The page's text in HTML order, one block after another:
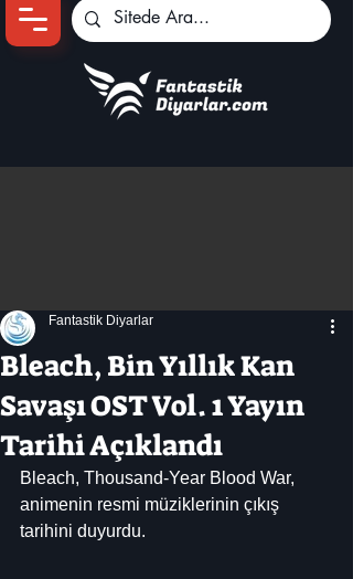
Black Desert
Dizi-Film Haberleri
Bleach, Bin Yıllık Kan
Savaşı OST Vol. 1 Yayın
Tarihi Açıklandı
Fantastik Diyarlar
Bleach, Thousand-Year Blood War,
animenin resmi müziklerinin çıkış
tarihini duyurdu.